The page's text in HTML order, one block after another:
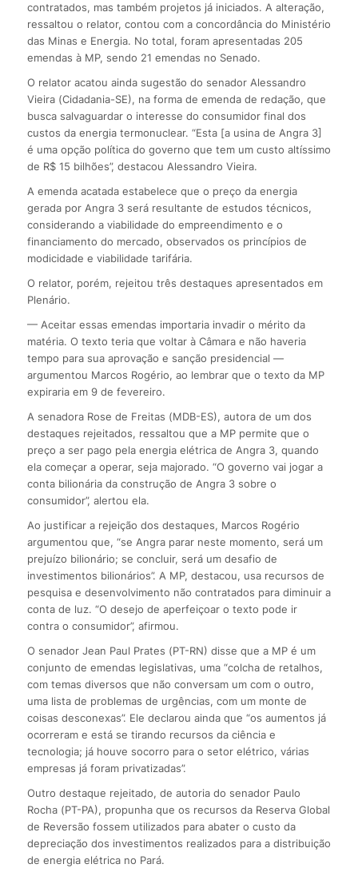
contratados, mas também projetos já iniciados. A alteração,
ressaltou o relator, contou com a concordância do Ministério
das Minas e Energia. No total, foram apresentadas 205
emendas à MP, sendo 21 emendas no Senado.
O relator acatou ainda sugestão do senador Alessandro
Vieira (Cidadania-SE), na forma de emenda de redação, que
busca salvaguardar o interesse do consumidor final dos
custos da energia termonuclear. “Esta [a usina de Angra 3]
é uma opção política do governo que tem um custo altíssimo
de R$ 15 bilhões”, destacou Alessandro Vieira.
A emenda acatada estabelece que o preço da energia
gerada por Angra 3 será resultante de estudos técnicos,
considerando a viabilidade do empreendimento e o
financiamento do mercado, observados os princípios de
modicidade e viabilidade tarifária.
O relator, porém, rejeitou três destaques apresentados em
Plenário.
— Aceitar essas emendas importaria invadir o mérito da
matéria. O texto teria que voltar à Câmara e não haveria
tempo para sua aprovação e sanção presidencial —
argumentou Marcos Rogério, ao lembrar que o texto da MP
expiraria em 9 de fevereiro.
A senadora Rose de Freitas (MDB-ES), autora de um dos
destaques rejeitados, ressaltou que a MP permite que o
preço a ser pago pela energia elétrica de Angra 3, quando
ela começar a operar, seja majorado. “O governo vai jogar a
conta bilionária da construção de Angra 3 sobre o
consumidor”, alertou ela.
Ao justificar a rejeição dos destaques, Marcos Rogério
argumentou que, “se Angra parar neste momento, será um
prejuízo bilionário; se concluir, será um desafio de
investimentos bilionários”. A MP, destacou, usa recursos de
pesquisa e desenvolvimento não contratados para diminuir a
conta de luz. “O desejo de aperfeiçoar o texto pode ir
contra o consumidor”, afirmou.
O senador Jean Paul Prates (PT-RN) disse que a MP é um
conjunto de emendas legislativas, uma “colcha de retalhos,
com temas diversos que não conversam um com o outro,
uma lista de problemas de urgências, com um monte de
coisas desconexas”. Ele declarou ainda que “os aumentos já
ocorreram e está se tirando recursos da ciência e
tecnologia; já houve socorro para o setor elétrico, várias
empresas já foram privatizadas”.
Outro destaque rejeitado, de autoria do senador Paulo
Rocha (PT-PA), propunha que os recursos da Reserva Global
de Reversão fossem utilizados para abater o custo da
depreciação dos investimentos realizados para a distribuição
de energia elétrica no Pará.